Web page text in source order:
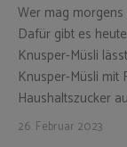
Wer mag
Dafür gibt es
Knusper-Müsli
Knusper-Müsli mit
Haushaltszucker
26. Februar 2023